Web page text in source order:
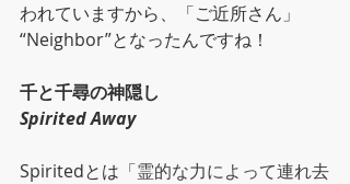
われていますから、「ご近所さん」
“Neighbor”となったんですね！
千と千尋の神隠し
Spirited Away
Spiritedとは 「霊的な力によって連れ去